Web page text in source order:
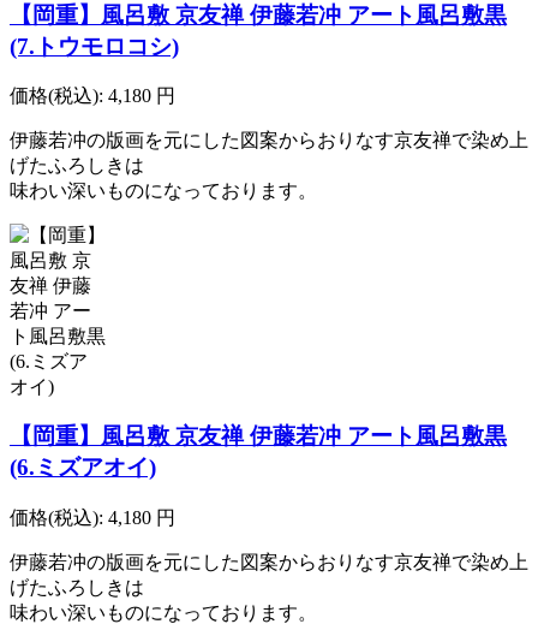
【岡重】風呂敷 京友禅 伊藤若冲 アート風呂敷黒
(7.トウモロコシ)
価格(税込): 4,180 円
伊藤若冲の版画を元にした図案からおりなす京友禅で染め上
げたふろしきは
味わい深いものになっております。
【岡重】風呂敷 京友禅 伊藤若冲 アート風呂敷黒
(6.ミズアオイ)
価格(税込): 4,180 円
伊藤若冲の版画を元にした図案からおりなす京友禅で染め上
げたふろしきは
味わい深いものになっております。